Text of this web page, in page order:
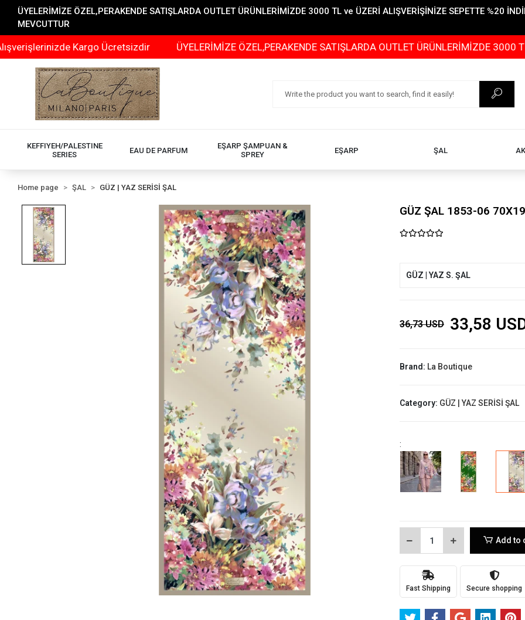
ÜYELERİMİZE ÖZEL,PERAKENDE SATIŞLARDA OUTLET ÜRÜNLERİMİZDE 3000 TL ve ÜZERİ ALIŞVERİŞİNİZE SEPETTE %20
MEVCUTTUR
Kargo Ücretsizdir ÜYELERİMİZE ÖZEL,PERAKENDE SATIŞLARDA OUTLET ÜRÜNLERİMİZDE 3000 TL ve
KEFFIYEH/PALESTINE
SERIES
EAU DE PARFUM
EŞARP ŞAMPUAN &
SPREY
EŞARP ŞAL
Home page ŞAL GÜZ | YAZ SERİSİ ŞAL
GÜZ ŞAL 1853-06
GÜZ | YAZ S. ŞAL
36,73 USD 33,58
Brand: La Boutique
Category: GÜZ | YAZ SERİSİ ŞAL
:
Add to
Fast Shipping Secure shopping